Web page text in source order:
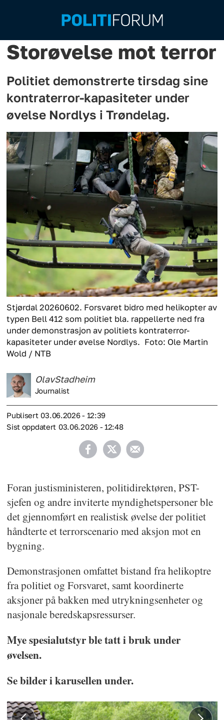
Storøvelse mot terror
Politiet demonstrerte tirsdag sine
kontraterror-kapasiteter under
øvelse Nordlys i Trøndelag.
Stjørdal 20260602. Forsvaret bidro med helikopter av
typen Bell 412 som politiet bla. rappellerte ned fra
under demonstrasjon av politiets kontraterror-
kapasiteter under øvelse Nordlys. Foto: Ole Martin
Wold / NTB
OlavStadheim
Journalist
Publisert
03.06.2026 - 12:39
Sist oppdatert
03.06.2026 - 12:48
Foran justisministeren, politidirektøren, PST-
sjefen og andre inviterte myndighetspersoner ble
det gjennomført en realistisk øvelse der politiet
håndterte et terrorscenario med aksjon mot en
bygning.
Demonstrasjonen omfattet bistand fra helikoptre
fra politiet og Forsvaret, samt koordinerte
aksjoner på bakken med utrykningsenheter og
nasjonale beredskapsressurser.
Mye spesialutstyr ble tatt i bruk under
øvelsen.
Se bilder i karusellen under.